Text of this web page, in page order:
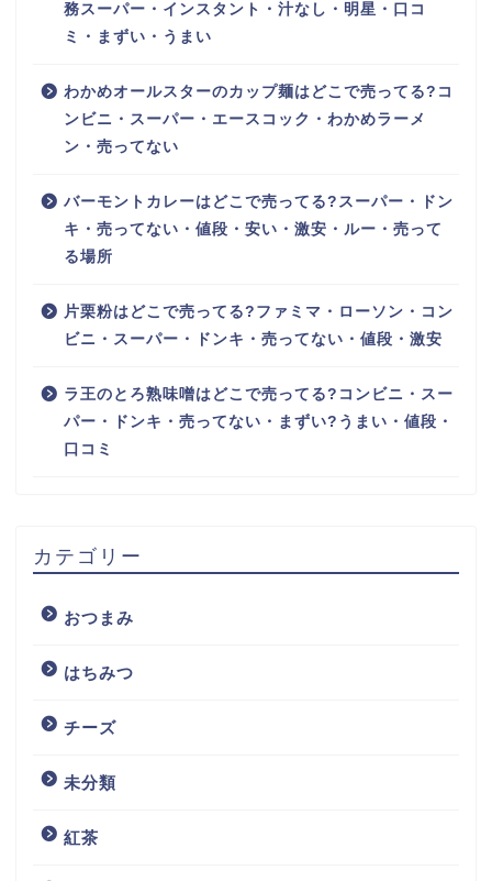
務スーパー・インスタント・汁なし・明星・口コ
ミ・まずい・うまい
わかめオールスターのカップ麺はどこで売ってる?コ
ンビニ・スーパー・エースコック・わかめラーメ
ン・売ってない
バーモントカレーはどこで売ってる?スーパー・ドン
キ・売ってない・値段・安い・激安・ルー・売って
る場所
片栗粉はどこで売ってる?ファミマ・ローソン・コン
ビニ・スーパー・ドンキ・売ってない・値段・激安
ラ王のとろ熟味噌はどこで売ってる?コンビニ・スー
パー・ドンキ・売ってない・まずい?うまい・値段・
口コミ
カテゴリー
おつまみ
はちみつ
チーズ
未分類
紅茶